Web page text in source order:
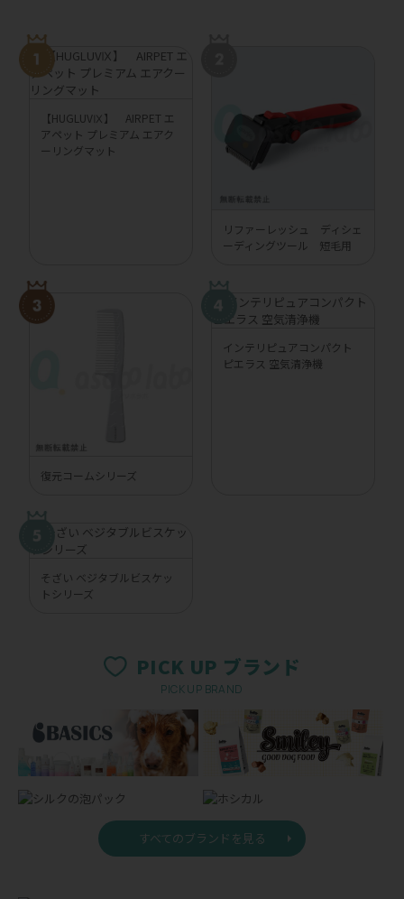
【HUGLUVⅨ】 AIRPET エ
アペット プレミアム エアク
ーリングマット
リファーレッシュ ディシェ
ーディングツール 短毛用
復元コームシリーズ
インテリピュアコンパクト
ピエラス 空気清浄機
そざい ベジタブルビスケッ
トシリーズ
PICK UP ブランド
PICK UP BRAND
すべてのブランドを見る